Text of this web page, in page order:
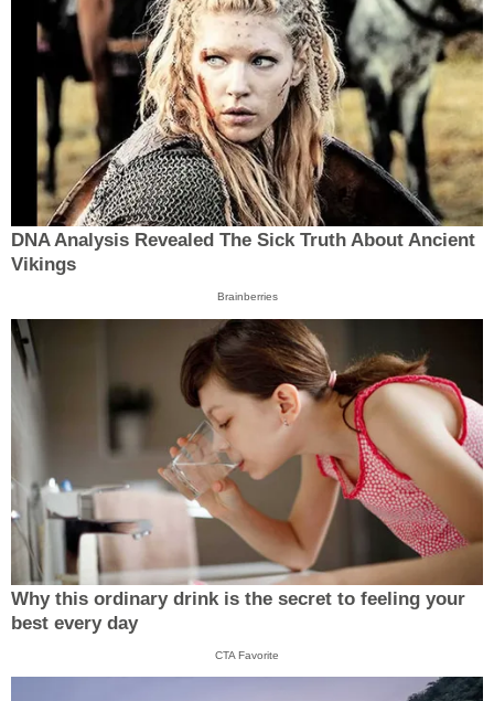
DNA Analysis Revealed The Sick Truth About Ancient
Vikings
Brainberries
Why this ordinary drink is the secret to feeling your
best every day
CTA Favorite